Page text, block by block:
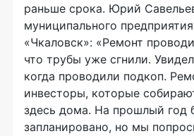
раньше срока. Юрий
муниципального
«Чкаловск»: «Ремонт
что трубы уже сгнили.
когда проводили подкоп.
инвесторы, которые
здесь дома. На прошлый год
запланировано, но мы